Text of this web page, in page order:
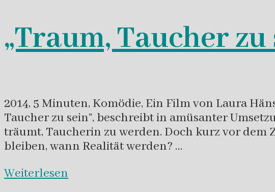
„Traum, Taucher
2014, 5 Minuten, Komödie, Ein Film von Laura
Taucher zu sein”, beschreibt in amüsanter
träumt, Taucherin zu werden. Doch kurz vor
bleiben, wann Realität werden? …
Weiterlesen